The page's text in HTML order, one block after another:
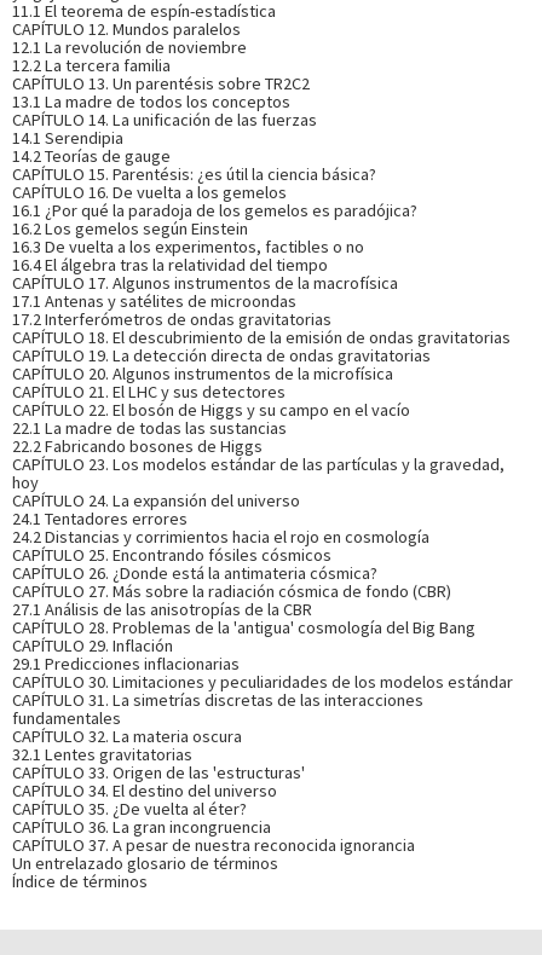
11.1 El teorema de espín-estadística
CAPÍTULO 12. Mundos paralelos
12.1 La revolución de noviembre
12.2 La tercera familia
CAPÍTULO 13. Un parentésis sobre TR2C2
13.1 La madre de todos los conceptos
CAPÍTULO 14. La unificación de las fuerzas
14.1 Serendipia
14.2 Teorías de gauge
CAPÍTULO 15. Parentésis: ¿es útil la ciencia básica?
CAPÍTULO 16. De vuelta a los gemelos
16.1 ¿Por qué la paradoja de los gemelos es paradójica?
16.2 Los gemelos según Einstein
16.3 De vuelta a los experimentos, factibles o no
16.4 El álgebra tras la relatividad del tiempo
CAPÍTULO 17. Algunos instrumentos de la macrofísica
17.1 Antenas y satélites de microondas
17.2 Interferómetros de ondas gravitatorias
CAPÍTULO 18. El descubrimiento de la emisión de ondas gravitatorias
CAPÍTULO 19. La detección directa de ondas gravitatorias
CAPÍTULO 20. Algunos instrumentos de la microfísica
CAPÍTULO 21. El LHC y sus detectores
CAPÍTULO 22. El bosón de Higgs y su campo en el vacío
22.1 La madre de todas las sustancias
22.2 Fabricando bosones de Higgs
CAPÍTULO 23. Los modelos estándar de las partículas y la gravedad,
hoy
CAPÍTULO 24. La expansión del universo
24.1 Tentadores errores
24.2 Distancias y corrimientos hacia el rojo en cosmología
CAPÍTULO 25. Encontrando fósiles cósmicos
CAPÍTULO 26. ¿Donde está la antimateria cósmica?
CAPÍTULO 27. Más sobre la radiación cósmica de fondo (CBR)
27.1 Análisis de las anisotropías de la CBR
CAPÍTULO 28. Problemas de la 'antigua' cosmología del Big Bang
CAPÍTULO 29. Inflación
29.1 Predicciones inflacionarias
CAPÍTULO 30. Limitaciones y peculiaridades de los modelos estándar
CAPÍTULO 31. La simetrías discretas de las interacciones
fundamentales
CAPÍTULO 32. La materia oscura
32.1 Lentes gravitatorias
CAPÍTULO 33. Origen de las 'estructuras'
CAPÍTULO 34. El destino del universo
CAPÍTULO 35. ¿De vuelta al éter?
CAPÍTULO 36. La gran incongruencia
CAPÍTULO 37. A pesar de nuestra reconocida ignorancia
Un entrelazado glosario de términos
Índice de términos